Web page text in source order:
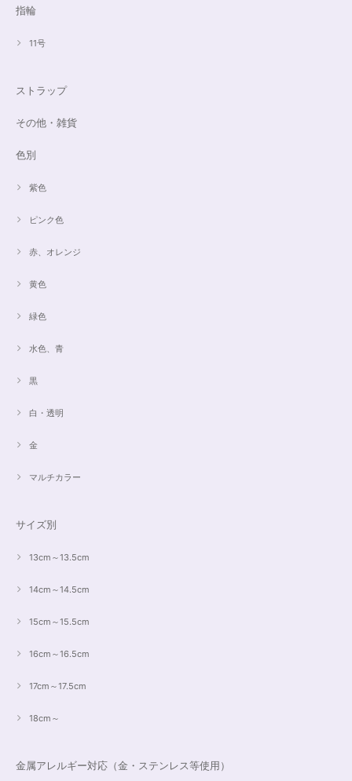
指輪
11号
ストラップ
その他・雑貨
色別
紫色
ピンク色
赤、オレンジ
黄色
緑色
水色、青
黒
白・透明
金
マルチカラー
サイズ別
13cm～13.5cm
14cm～14.5cm
15cm～15.5cm
16cm～16.5cm
17cm～17.5cm
18cm～
金属アレルギー対応（金・ステンレス等使用）